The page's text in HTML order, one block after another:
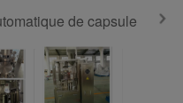
de capsule